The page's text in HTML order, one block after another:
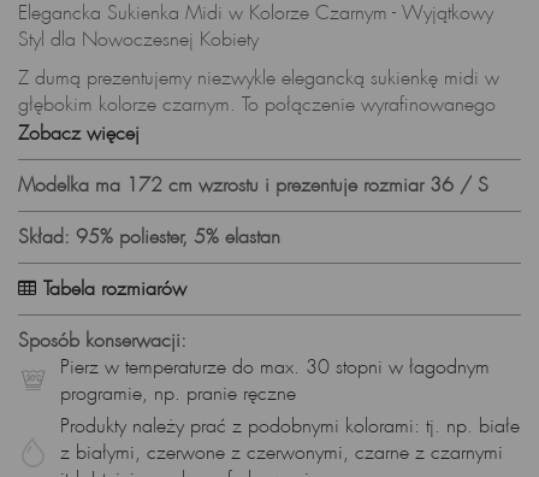
Elegancka Sukienka Midi w Kolorze Czarnym - Wyjątkowy
Styl dla Nowoczesnej Kobiety
Z dumą prezentujemy niezwykle elegancką sukienkę midi w
głębokim kolorze czarnym. To połączenie wyrafinowanego
fasonu i oryginalnych detali sprawia, że ta sukienka stanie się
nieodłącznym elementem Twojej garderoby.
Kluczowe Elementy:
Fason Dopasowany do Sylwetki:
Fason sukienki został starannie zaprojektowany, aby
podkreślić naturalne piękno kobiecej sylwetki, dodając
jednocześnie wygodę noszenia.
Idealna do Pracy i Formalnych Uroczystości:
Sukienka doskonale sprawdzi się zarówno w biurze, jak i na
formalnych uroczystościach, nadając Ci wyjątkowy i
profesjonalny wygląd.
Zobacz więcej
Modelka ma 172 cm wzrostu i prezentuje rozmiar 36 / S
Skład: 95% poliester, 5% elastan
Tabela rozmiarów
Sposób konserwacji:
Pierz w temperaturze do max. 30 stopni w łagodnym
programie, np. pranie ręczne
Produkty należy prać z podobnymi kolorami: tj. np. białe
z białymi, czerwone z czerwonymi, czarne z czarnymi